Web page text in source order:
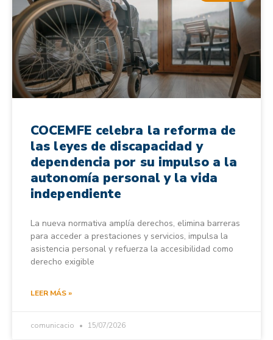
COCEMFE celebra la reforma de
las leyes de discapacidad y
dependencia por su impulso a la
autonomía personal y la vida
independiente
La nueva normativa amplía derechos, elimina barreras
para acceder a prestaciones y servicios, impulsa la
asistencia personal y refuerza la accesibilidad como
derecho exigible
LEER MÁS »
comunicacio 15/07/2026